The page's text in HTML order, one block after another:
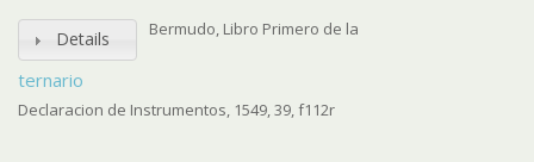
Details
ternario
Bermudo, Libro Primero de la
Declaracion de Instrumentos, 1549, 39, f112r